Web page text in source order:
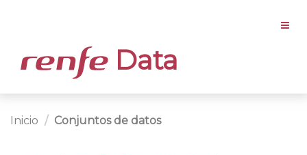
Data
Inicio Conjuntos de datos